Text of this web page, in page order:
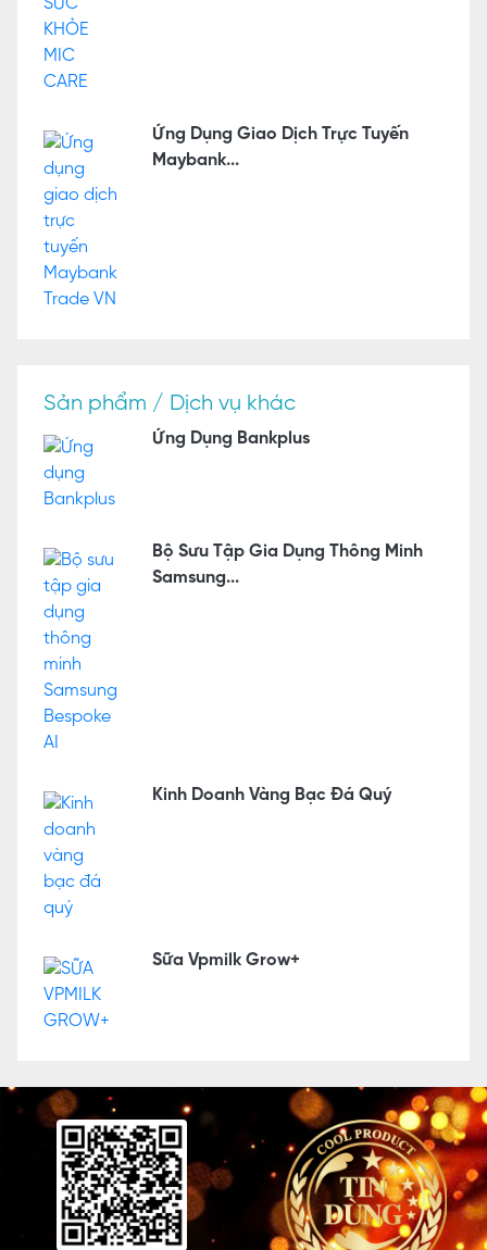
Ứng Dụng Giao Dịch Trực Tuyến
Maybank...
Sản phẩm / Dịch vụ khác
Ứng Dụng Bankplus
Bộ Sưu Tập Gia Dụng Thông Minh
Samsung...
Kinh Doanh Vàng Bạc Đá Quý
Sữa Vpmilk Grow+